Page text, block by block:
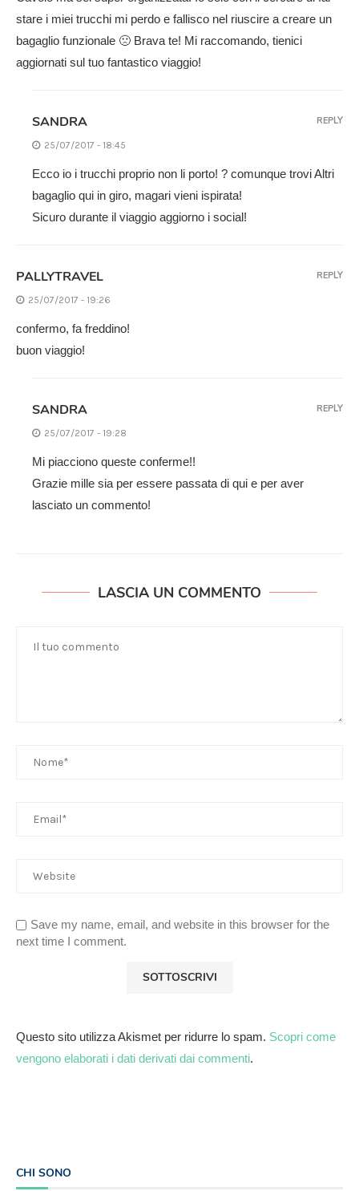
stare i miei trucchi mi perdo e fallisco nel riuscire a creare un
bagaglio funzionale 🙁 Brava te! Mi raccomando, tienici
aggiornati sul tuo fantastico viaggio!
SANDRA
25/07/2017 - 18:45
Ecco io i trucchi proprio non li porto! ? comunque trovi Altri
bagaglio qui in giro, magari vieni ispirata!
Sicuro durante il viaggio aggiorno i social!
REPLY
PALLYTRAVEL
25/07/2017 - 19:26
confermo, fa freddino!
buon viaggio!
REPLY
SANDRA
25/07/2017 - 19:28
Mi piacciono queste conferme!!
Grazie mille sia per essere passata di qui e per aver
lasciato un commento!
REPLY
LASCIA UN COMMENTO
Save my name, email, and website in this browser for the
next time I comment.
Questo sito utilizza Akismet per ridurre lo spam. Scopri come
vengono elaborati i dati derivati dai commenti.
CHI SONO